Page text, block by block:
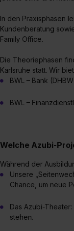
In den Praxisphasen
Kundenberatung
Family Office.
Die Theoriephasen
Karlsruhe statt. Wir
BWL – Bank
BWL –
Welche Azubi-
Während der
Unsere
Chance, um neue
Das Azubi-
stehen.